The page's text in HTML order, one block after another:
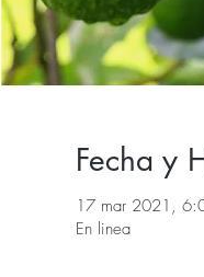
Fecha y
17 mar 2021,
En linea